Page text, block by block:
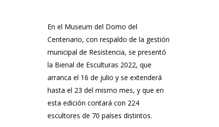
En el Museum del Domo del
Centenario, con respaldo de la gestión
municipal de Resistencia, se presentó
la Bienal de Esculturas 2022, que
arranca el 16 de julio y se extenderá
hasta el 23 del mismo mes, y que en
esta edición contará con 224
escultores de 70 países distintos.